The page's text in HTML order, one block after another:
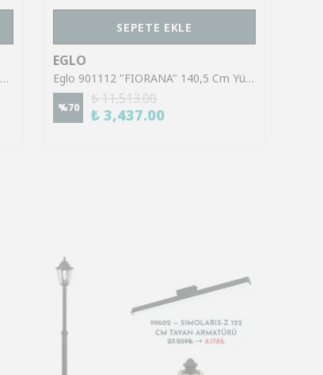
Eglo 39921 "SINSIGA" 150 Cm Yüksekliğinde Çelik Siyah Sarkıt Avize
SEPETE EKLE
EGLO
Eglo 901112 "FIORANA" 140,5 Cm Yüksekliğinde Çelik Köşe Lambası Lambader
%70
₺ 11,513.00
₺ 3,437.00